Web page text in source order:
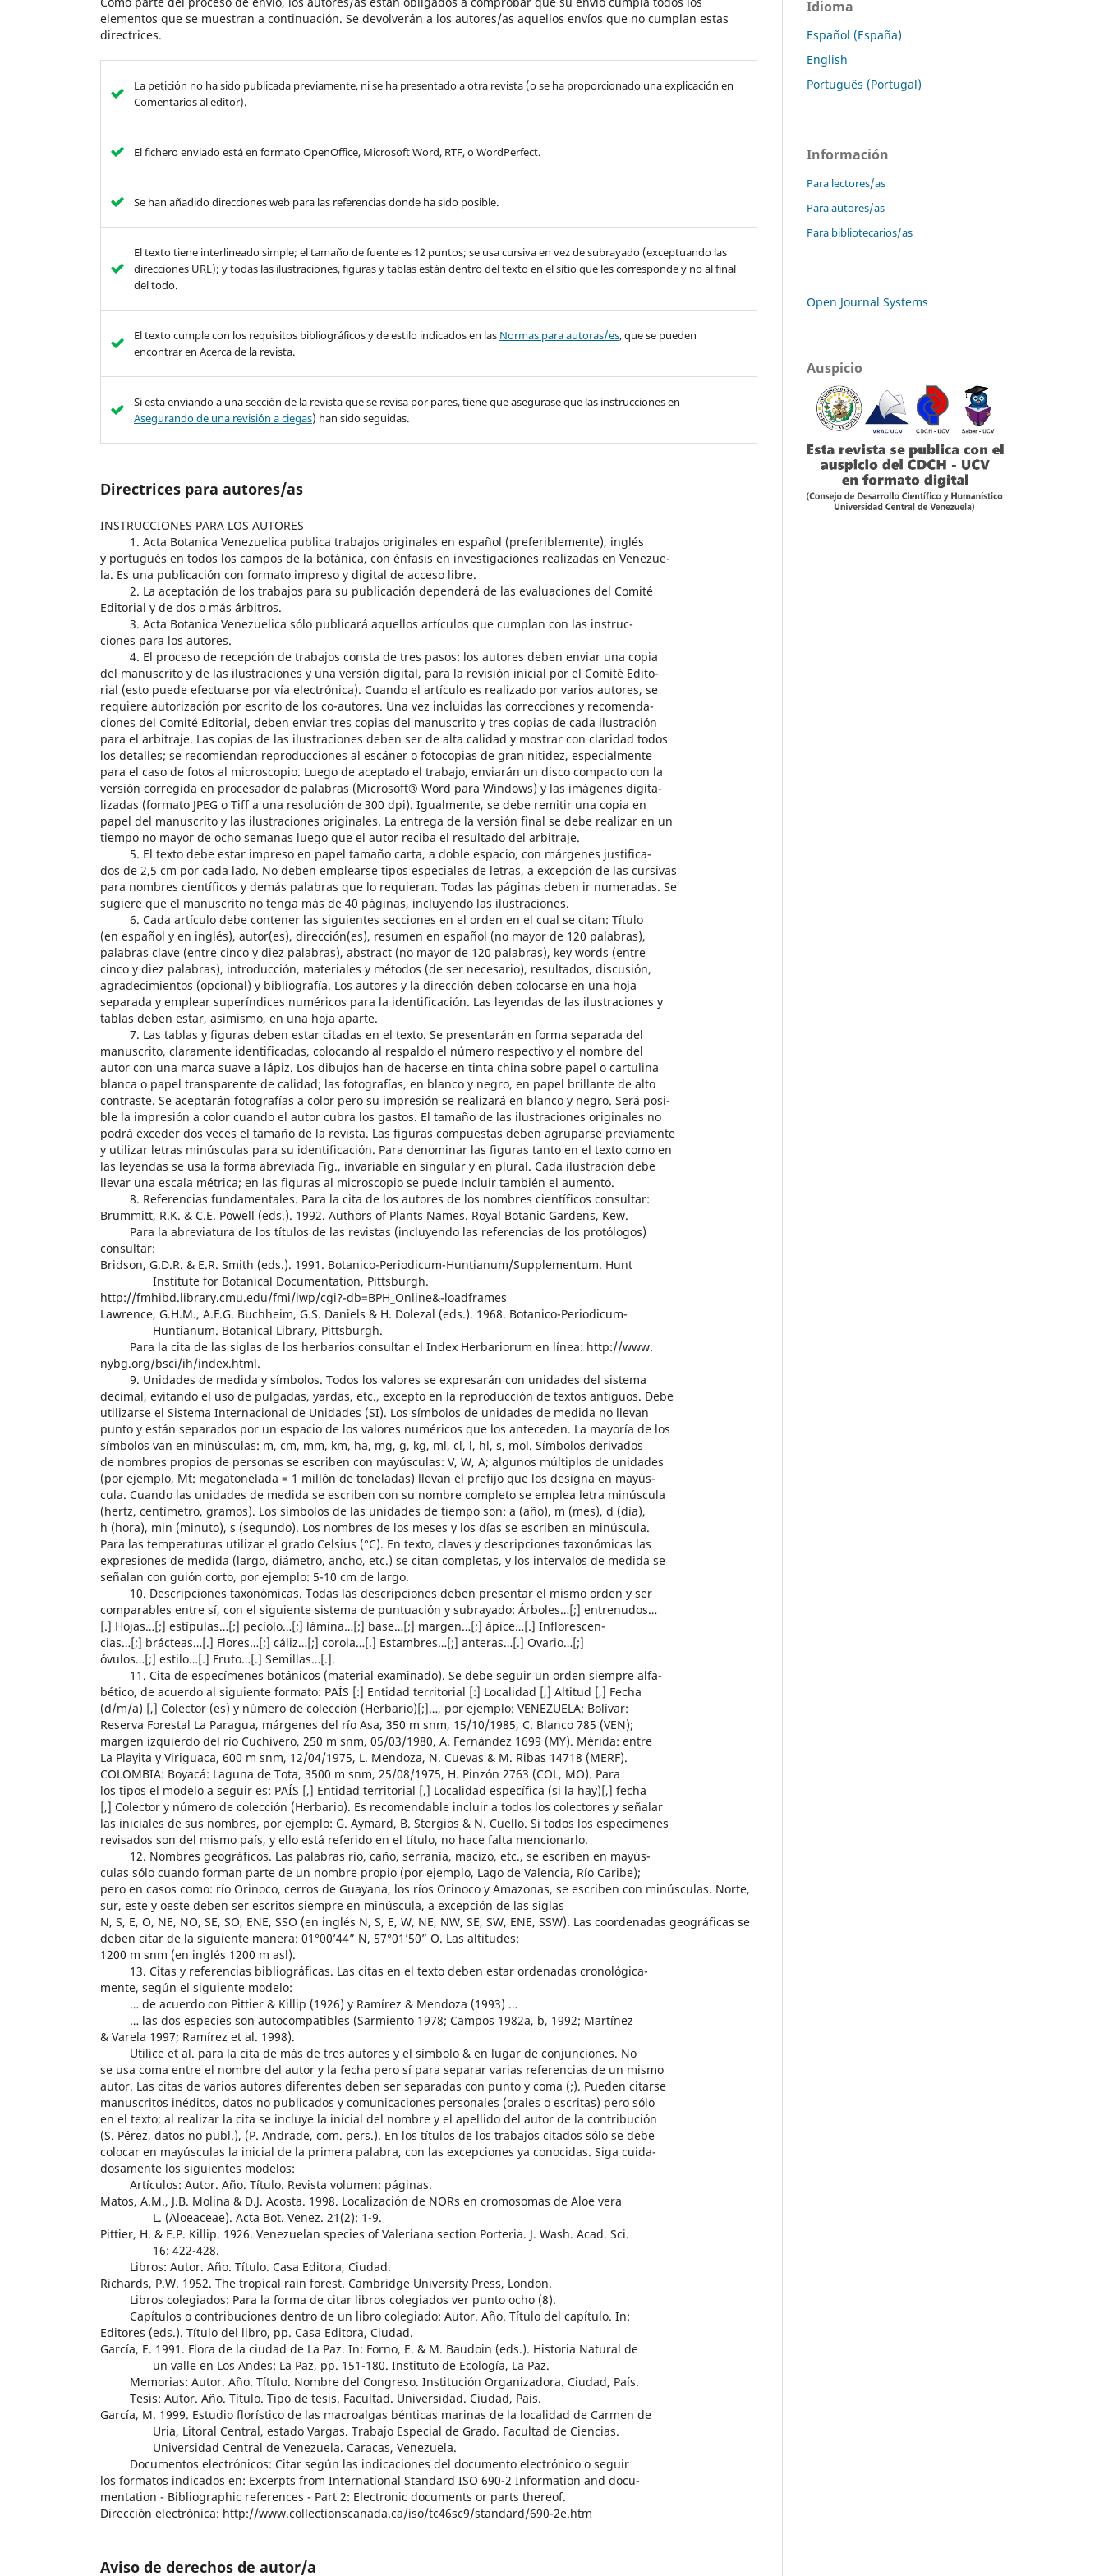
elementos que se muestran a continuación. Se devolverán a los autores/as aquellos envíos que no cumplan estas
directrices.
La petición no ha sido publicada previamente, ni se ha presentado a otra revista (o se ha proporcionado una explicación en
Comentarios al editor).
El fichero enviado está en formato OpenOffice, Microsoft Word, RTF, o WordPerfect.
Se han añadido direcciones web para las referencias donde ha sido posible.
El texto tiene interlineado simple; el tamaño de fuente es 12 puntos; se usa cursiva en vez de subrayado (exceptuando las
direcciones URL); y todas las ilustraciones, figuras y tablas están dentro del texto en el sitio que les corresponde y no al final
del todo.
El texto cumple con los requisitos bibliográficos y de estilo indicados en las Normas para autoras/es, que se pueden
encontrar en Acerca de la revista.
Si esta enviando a una sección de la revista que se revisa por pares, tiene que asegurase que las instrucciones en
Asegurando de una revisión a ciegas) han sido seguidas.
Directrices para autores/as
INSTRUCCIONES PARA LOS AUTORES
1. Acta Botanica Venezuelica publica trabajos originales en español (preferiblemente), inglés
y portugués en todos los campos de la botánica, con énfasis en investigaciones realizadas en Venezue-
la. Es una publicación con formato impreso y digital de acceso libre.
2. La aceptación de los trabajos para su publicación dependerá de las evaluaciones del Comité
Editorial y de dos o más árbitros.
3. Acta Botanica Venezuelica sólo publicará aquellos artículos que cumplan con las instruc-
ciones para los autores.
4. El proceso de recepción de trabajos consta de tres pasos: los autores deben enviar una copia
del manuscrito y de las ilustraciones y una versión digital, para la revisión inicial por el Comité Edito-
rial (esto puede efectuarse por vía electrónica). Cuando el artículo es realizado por varios autores, se
requiere autorización por escrito de los co-autores. Una vez incluidas las correcciones y recomenda-
ciones del Comité Editorial, deben enviar tres copias del manuscrito y tres copias de cada ilustración
para el arbitraje. Las copias de las ilustraciones deben ser de alta calidad y mostrar con claridad todos
los detalles; se recomiendan reproducciones al escáner o fotocopias de gran nitidez, especialmente
para el caso de fotos al microscopio. Luego de aceptado el trabajo, enviarán un disco compacto con la
versión corregida en procesador de palabras (Microsoft® Word para Windows) y las imágenes digita-
lizadas (formato JPEG o Tiff a una resolución de 300 dpi). Igualmente, se debe remitir una copia en
papel del manuscrito y las ilustraciones originales. La entrega de la versión final se debe realizar en un
tiempo no mayor de ocho semanas luego que el autor reciba el resultado del arbitraje.
5. El texto debe estar impreso en papel tamaño carta, a doble espacio, con márgenes justifica-
dos de 2,5 cm por cada lado. No deben emplearse tipos especiales de letras, a excepción de las cursivas
para nombres científicos y demás palabras que lo requieran. Todas las páginas deben ir numeradas. Se
sugiere que el manuscrito no tenga más de 40 páginas, incluyendo las ilustraciones.
6. Cada artículo debe contener las siguientes secciones en el orden en el cual se citan: Título
(en español y en inglés), autor(es), dirección(es), resumen en español (no mayor de 120 palabras),
palabras clave (entre cinco y diez palabras), abstract (no mayor de 120 palabras), key words (entre
cinco y diez palabras), introducción, materiales y métodos (de ser necesario), resultados, discusión,
agradecimientos (opcional) y bibliografía. Los autores y la dirección deben colocarse en una hoja
separada y emplear superíndices numéricos para la identificación. Las leyendas de las ilustraciones y
tablas deben estar, asimismo, en una hoja aparte.
7. Las tablas y figuras deben estar citadas en el texto. Se presentarán en forma separada del
manuscrito, claramente identificadas, colocando al respaldo el número respectivo y el nombre del
autor con una marca suave a lápiz. Los dibujos han de hacerse en tinta china sobre papel o cartulina
blanca o papel transparente de calidad; las fotografías, en blanco y negro, en papel brillante de alto
contraste. Se aceptarán fotografías a color pero su impresión se realizará en blanco y negro. Será posi-
ble la impresión a color cuando el autor cubra los gastos. El tamaño de las ilustraciones originales no
podrá exceder dos veces el tamaño de la revista. Las figuras compuestas deben agruparse previamente
y utilizar letras minúsculas para su identificación. Para denominar las figuras tanto en el texto como en
las leyendas se usa la forma abreviada Fig., invariable en singular y en plural. Cada ilustración debe
llevar una escala métrica; en las figuras al microscopio se puede incluir también el aumento.
8. Referencias fundamentales. Para la cita de los autores de los nombres científicos consultar:
Brummitt, R.K. & C.E. Powell (eds.). 1992. Authors of Plants Names. Royal Botanic Gardens, Kew.
Para la abreviatura de los títulos de las revistas (incluyendo las referencias de los protólogos)
consultar:
Bridson, G.D.R. & E.R. Smith (eds.). 1991. Botanico-Periodicum-Huntianum/Supplementum. Hunt
Institute for Botanical Documentation, Pittsburgh.
http://fmhibd.library.cmu.edu/fmi/iwp/cgi?-db=BPH_Online&-loadframes
Lawrence, G.H.M., A.F.G. Buchheim, G.S. Daniels & H. Dolezal (eds.). 1968. Botanico-Periodicum-
Huntianum. Botanical Library, Pittsburgh.
Para la cita de las siglas de los herbarios consultar el Index Herbariorum en línea: http://www.
nybg.org/bsci/ih/index.html.
9. Unidades de medida y símbolos. Todos los valores se expresarán con unidades del sistema
decimal, evitando el uso de pulgadas, yardas, etc., excepto en la reproducción de textos antiguos. Debe
utilizarse el Sistema Internacional de Unidades (SI). Los símbolos de unidades de medida no llevan
punto y están separados por un espacio de los valores numéricos que los anteceden. La mayoría de los
símbolos van en minúsculas: m, cm, mm, km, ha, mg, g, kg, ml, cl, l, hl, s, mol. Símbolos derivados
de nombres propios de personas se escriben con mayúsculas: V, W, A; algunos múltiplos de unidades
(por ejemplo, Mt: megatonelada = 1 millón de toneladas) llevan el prefijo que los designa en mayús-
cula. Cuando las unidades de medida se escriben con su nombre completo se emplea letra minúscula
(hertz, centímetro, gramos). Los símbolos de las unidades de tiempo son: a (año), m (mes), d (día),
h (hora), min (minuto), s (segundo). Los nombres de los meses y los días se escriben en minúscula.
Para las temperaturas utilizar el grado Celsius (°C). En texto, claves y descripciones taxonómicas las
expresiones de medida (largo, diámetro, ancho, etc.) se citan completas, y los intervalos de medida se
señalan con guión corto, por ejemplo: 5-10 cm de largo.
10. Descripciones taxonómicas. Todas las descripciones deben presentar el mismo orden y ser
comparables entre sí, con el siguiente sistema de puntuación y subrayado: Árboles…[;] entrenudos…
[.] Hojas…[;] estípulas…[;] pecíolo…[;] lámina…[;] base…[;] margen…[;] ápice…[.] Inflorescen-
cias…[;] brácteas…[.] Flores…[;] cáliz…[;] corola…[.] Estambres…[;] anteras…[.] Ovario…[;]
óvulos…[;] estilo…[.] Fruto…[.] Semillas…[.].
11. Cita de especímenes botánicos (material examinado). Se debe seguir un orden siempre alfa-
bético, de acuerdo al siguiente formato: PAÍS [:] Entidad territorial [:] Localidad [,] Altitud [,] Fecha
(d/m/a) [,] Colector (es) y número de colección (Herbario)[;]…, por ejemplo: VENEZUELA: Bolívar:
Reserva Forestal La Paragua, márgenes del río Asa, 350 m snm, 15/10/1985, C. Blanco 785 (VEN);
margen izquierdo del río Cuchivero, 250 m snm, 05/03/1980, A. Fernández 1699 (MY). Mérida: entre
La Playita y Viriguaca, 600 m snm, 12/04/1975, L. Mendoza, N. Cuevas & M. Ribas 14718 (MERF).
COLOMBIA: Boyacá: Laguna de Tota, 3500 m snm, 25/08/1975, H. Pinzón 2763 (COL, MO). Para
los tipos el modelo a seguir es: PAÍS [,] Entidad territorial [,] Localidad específica (si la hay)[,] fecha
[,] Colector y número de colección (Herbario). Es recomendable incluir a todos los colectores y señalar
las iniciales de sus nombres, por ejemplo: G. Aymard, B. Stergios & N. Cuello. Si todos los especímenes
revisados son del mismo país, y ello está referido en el título, no hace falta mencionarlo.
12. Nombres geográficos. Las palabras río, caño, serranía, macizo, etc., se escriben en mayús-
culas sólo cuando forman parte de un nombre propio (por ejemplo, Lago de Valencia, Río Caribe);
pero en casos como: río Orinoco, cerros de Guayana, los ríos Orinoco y Amazonas, se escriben con minúsculas. Norte,
sur, este y oeste deben ser escritos siempre en minúscula, a excepción de las siglas
N, S, E, O, NE, NO, SE, SO, ENE, SSO (en inglés N, S, E, W, NE, NW, SE, SW, ENE, SSW). Las coordenadas geográficas se
deben citar de la siguiente manera: 01°00’44” N, 57°01’50” O. Las altitudes:
1200 m snm (en inglés 1200 m asl).
13. Citas y referencias bibliográficas. Las citas en el texto deben estar ordenadas cronológica-
mente, según el siguiente modelo:
… de acuerdo con Pittier & Killip (1926) y Ramírez & Mendoza (1993) …
… las dos especies son autocompatibles (Sarmiento 1978; Campos 1982a, b, 1992; Martínez
& Varela 1997; Ramírez et al. 1998).
Utilice et al. para la cita de más de tres autores y el símbolo & en lugar de conjunciones. No
se usa coma entre el nombre del autor y la fecha pero sí para separar varias referencias de un mismo
autor. Las citas de varios autores diferentes deben ser separadas con punto y coma (;). Pueden citarse
manuscritos inéditos, datos no publicados y comunicaciones personales (orales o escritas) pero sólo
en el texto; al realizar la cita se incluye la inicial del nombre y el apellido del autor de la contribución
(S. Pérez, datos no publ.), (P. Andrade, com. pers.). En los títulos de los trabajos citados sólo se debe
colocar en mayúsculas la inicial de la primera palabra, con las excepciones ya conocidas. Siga cuida-
dosamente los siguientes modelos:
Artículos: Autor. Año. Título. Revista volumen: páginas.
Matos, A.M., J.B. Molina & D.J. Acosta. 1998. Localización de NORs en cromosomas de Aloe vera
L. (Aloeaceae). Acta Bot. Venez. 21(2): 1-9.
Pittier, H. & E.P. Killip. 1926. Venezuelan species of Valeriana section Porteria. J. Wash. Acad. Sci.
16: 422-428.
Libros: Autor. Año. Título. Casa Editora, Ciudad.
Richards, P.W. 1952. The tropical rain forest. Cambridge University Press, London.
Libros colegiados: Para la forma de citar libros colegiados ver punto ocho (8).
Capítulos o contribuciones dentro de un libro colegiado: Autor. Año. Título del capítulo. In:
Editores (eds.). Título del libro, pp. Casa Editora, Ciudad.
García, E. 1991. Flora de la ciudad de La Paz. In: Forno, E. & M. Baudoin (eds.). Historia Natural de
un valle en Los Andes: La Paz, pp. 151-180. Instituto de Ecología, La Paz.
Memorias: Autor. Año. Título. Nombre del Congreso. Institución Organizadora. Ciudad, País.
Tesis: Autor. Año. Título. Tipo de tesis. Facultad. Universidad. Ciudad, País.
García, M. 1999. Estudio florístico de las macroalgas bénticas marinas de la localidad de Carmen de
Uria, Litoral Central, estado Vargas. Trabajo Especial de Grado. Facultad de Ciencias.
Universidad Central de Venezuela. Caracas, Venezuela.
Documentos electrónicos: Citar según las indicaciones del documento electrónico o seguir
los formatos indicados en: Excerpts from International Standard ISO 690-2 Information and docu-
mentation - Bibliographic references - Part 2: Electronic documents or parts thereof.
Dirección electrónica: http://www.collectionscanada.ca/iso/tc46sc9/standard/690-2e.htm
Aviso de derechos de autor/a
Idioma
Español (España)
English
Português (Portugal)
Información
Para lectores/as
Para autores/as
Para bibliotecarios/as
Open Journal Systems
Auspicio